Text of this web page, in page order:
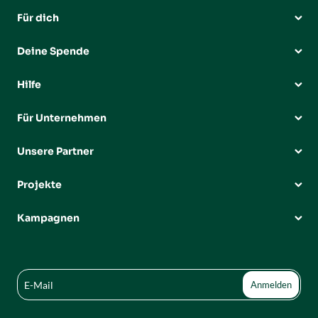
Für dich
Deine Spende
Hilfe
Für Unternehmen
Unsere Partner
Projekte
Kampagnen